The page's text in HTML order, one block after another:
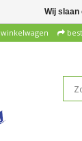
winkelwagen
Wij slaan